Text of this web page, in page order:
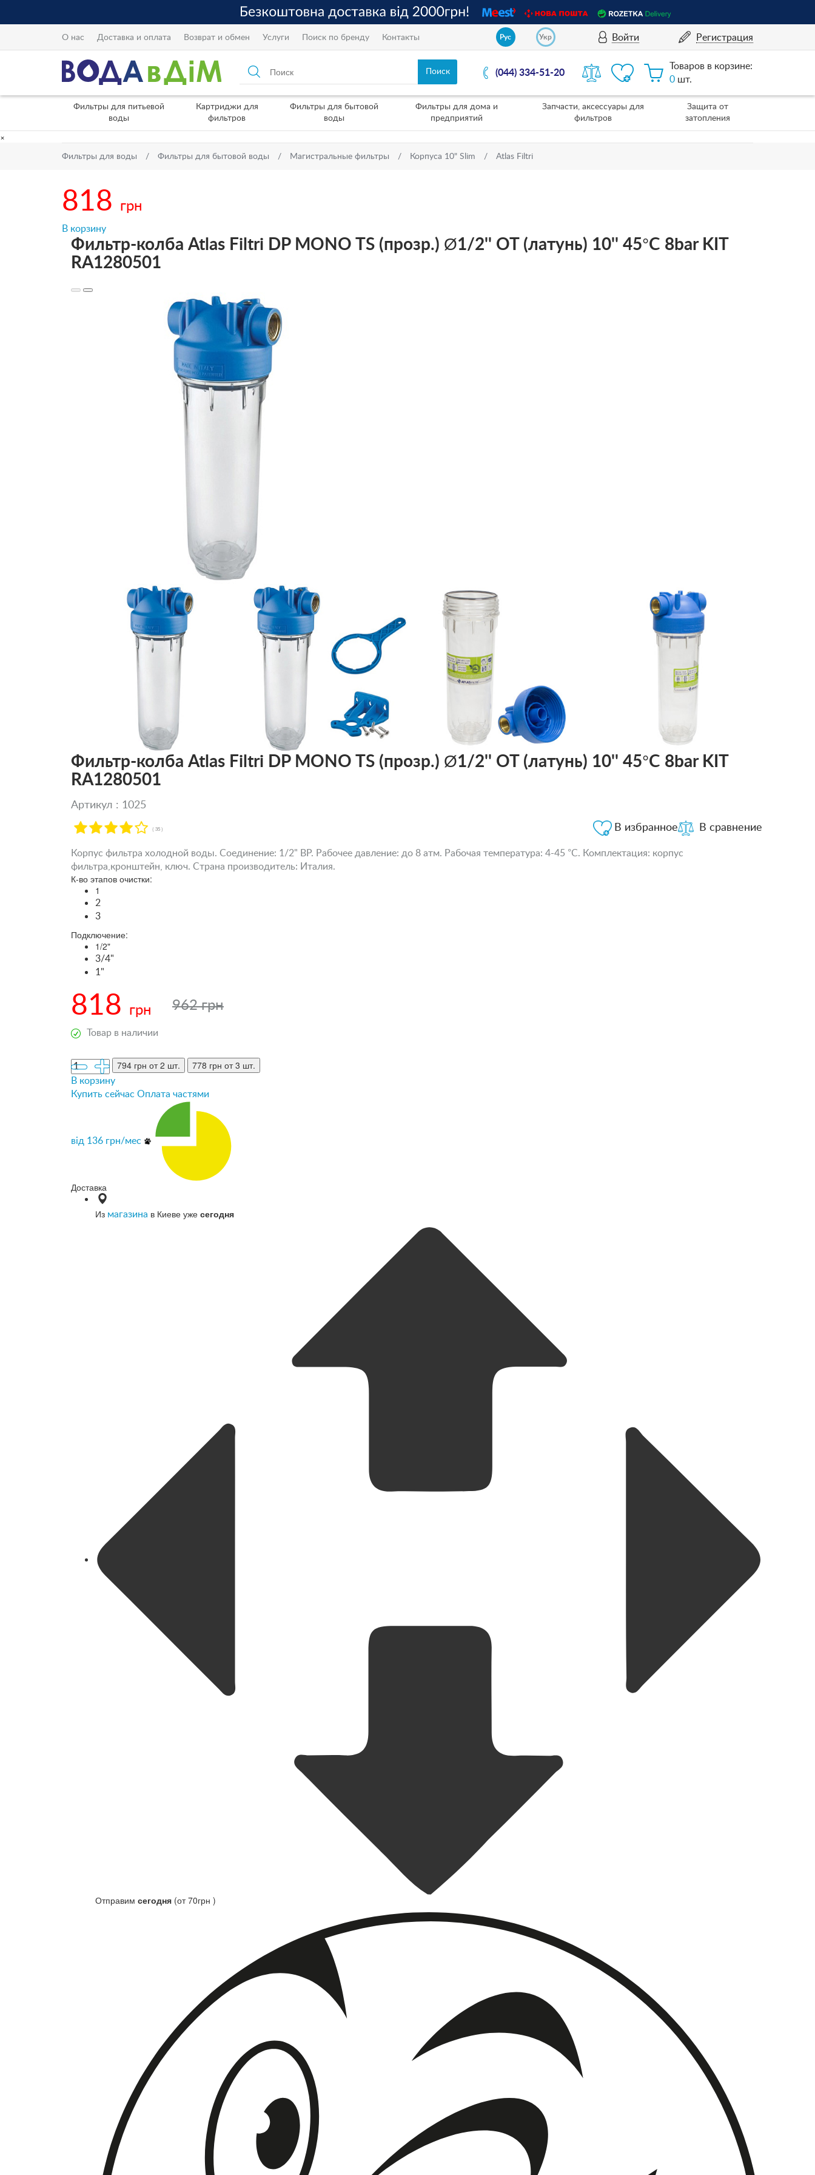
О нас Доставка и оплата Возврат и обмен Услуги Поиск по бренду Контакты Рус Укр Войти Регистрация
(044) 334-51-20
Товаров в корзине:
0 шт.
Фильтры для питьевой
воды
Картриджи для
фильтров
Фильтры для бытовой
воды
Фильтры для дома и
предприятий
Запчасти, аксессуары для
фильтров
Защита от
затопления
×
Фильтры для воды Фильтры для бытовой воды Магистральные фильтры Корпуса 10" Slim Atlas Filtri
818 грн
В корзину
Фильтр-колба Atlas Filtri DP MONO TS (прозр.) Ø1/2'' OT (латунь) 10'' 45°C 8bar KIT
RA1280501
Фильтр-колба Atlas Filtri DP MONO TS (прозр.) Ø1/2'' OT (латунь) 10'' 45°C 8bar KIT
RA1280501
Артикул : 1025
( 35 ) В сравнение
В избранное
Корпус фильтра холодной воды. Соединение: 1/2" ВР. Рабочее давление: до 8 атм. Рабочая температура: 4-45 °С. Комплектация: корпус
фильтра,кронштейн, ключ. Страна производитель: Италия.
К-во этапов очистки:
1
2
3
Подключение:
1/2"
3/4"
1"
818 грн 962 грн
Товар в наличии
794 грн от 2 шт. 778 грн от 3 шт.
В корзину
Купить сейчас Оплата частями
від 136 грн/мес
Доставка
Из магазина в Киеве уже сегодня
Отправим сегодня (от 70грн )